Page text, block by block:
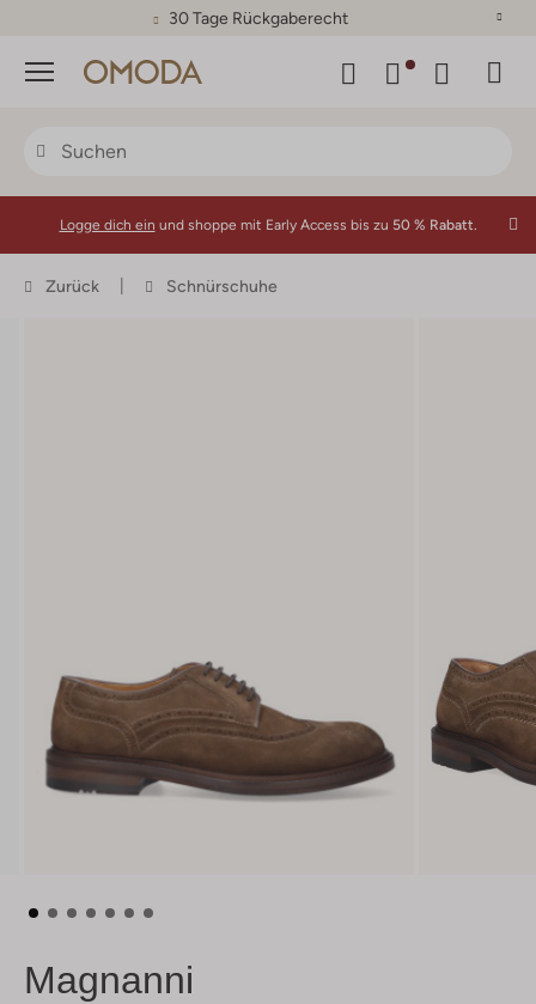
30 Tage Rückgaberecht
Menü
Logge dich ein und shoppe mit Early Access bis zu 50 % Rabatt.
Zurück Schnürschuhe
Magnanni